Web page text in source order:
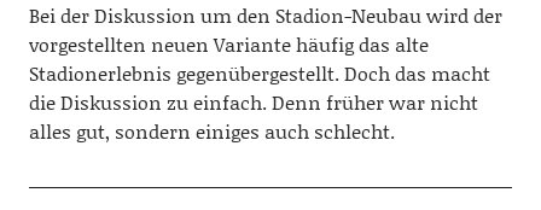
Bei der Diskussion um den Stadion-Neubau wird der
vorgestellten neuen Variante häufig das alte
Stadionerlebnis gegenübergestellt. Doch das macht
die Diskussion zu einfach. Denn früher war nicht
alles gut, sondern einiges auch schlecht.